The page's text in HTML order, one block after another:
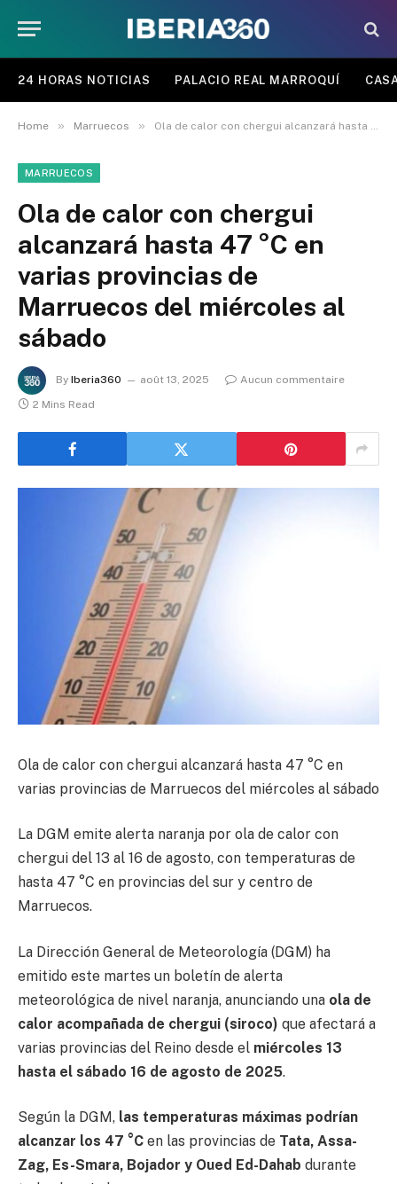
24 HORAS NOTICIAS PALACIO REAL MARROQUÍ
Home » Marruecos » Ola de calor con chergui alcanzará hasta 47 °C en varias provincias de Marruecos del miércoles al sábado
MARRUECOS
Ola de calor con chergui
alcanzará hasta 47 °C en
varias provincias de
Marruecos del miércoles al
sábado
By Iberia360 août 13, 2025
Aucun commentaire
2 Mins Read
Ola de calor con chergui alcanzará hasta 47 °C en
varias provincias de Marruecos del miércoles al sábado
La DGM emite alerta naranja por ola de calor con
chergui del 13 al 16 de agosto, con temperaturas de
hasta 47 °C en provincias del sur y centro de
Marruecos.
La Dirección General de Meteorología (DGM) ha
emitido este martes un boletín de alerta
meteorológica de nivel naranja, anunciando una ola de
calor acompañada de chergui (siroco) que afectará a
varias provincias del Reino desde el miércoles 13
hasta el sábado 16 de agosto de 2025.
Según la DGM, las temperaturas máximas podrían
alcanzar los 47 °C en las provincias de Tata, Assa-
Zag, Es-Smara, Bojador y Oued Ed-Dahab durante